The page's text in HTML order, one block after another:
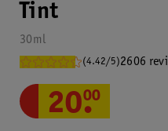
Tint
30ml
(4.42/5)2606
20.
00